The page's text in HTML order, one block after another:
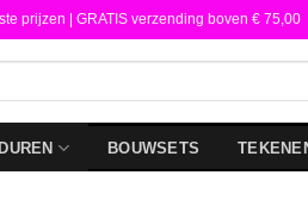
prijzen | GRATIS verzending boven € 75,00
BOUWSETS